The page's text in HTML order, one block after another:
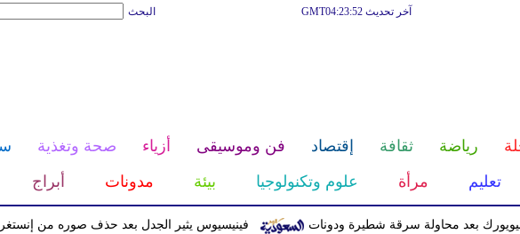
البحث آخر تحديث GMT04:23:52
رياضة ثقافة إقتصاد فن وموسيقى أزياء صحة وتغذية
تعليم مرأة علوم وتكنولوجيا بيئة مدونات أبراج
فينيسيوس يثير الجدل بعد حذف صوره من إنستغرام بعد محاولة سرقة شطيرة ودونات